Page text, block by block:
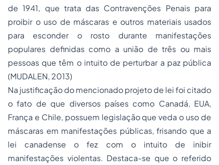
de 1941, que trata das Contravenções Penais para
proibir o uso de máscaras e outros materiais usados
para esconder o rosto durante manifestações
populares definidas como a união de três ou mais
pessoas que têm o intuito de perturbar a paz pública
(MUDALEN, 2013)
Na justificação do mencionado projeto de lei foi citado
o fato de que diversos países como Canadá, EUA,
França e Chile, possuem legislação que veda o uso de
máscaras em manifestações públicas, frisando que a
lei canadense o fez com o intuito de inibir
manifestações violentas. Destaca-se que o referido